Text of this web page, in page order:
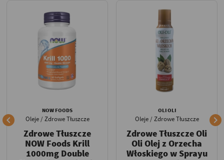

NOW FOODS
Oleje / Zdrowe Tłuszcze
Zdrowe Tłuszcze
NOW Foods Krill
1000mg Double
OLI OLI
Oleje / Zdrowe Tłuszcze
Zdrowe Tłuszcze Oli
Oli Olej z Orzecha
Włoskiego w Sprayu
